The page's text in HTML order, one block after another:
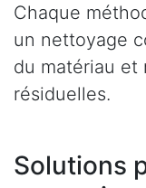
Chaque
un nettoyage
du matériau et
résiduelles.
Solutions